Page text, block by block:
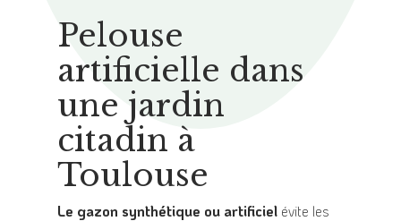
Pelouse
artificielle dans
une jardin
citadin à
Toulouse
Le gazon synthétique ou artificiel évite les